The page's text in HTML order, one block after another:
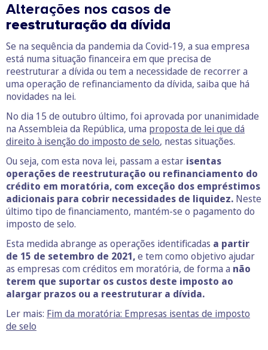
Alterações nos casos de
reestruturação da dívida
Se na sequência da pandemia da Covid-19, a sua empresa
está numa situação financeira em que precisa de
reestruturar a dívida ou tem a necessidade de recorrer a
uma operação de refinanciamento da dívida, saiba que há
novidades na lei.
No dia 15 de outubro último, foi aprovada por unanimidade
na Assembleia da República, uma proposta de lei que dá
direito à isenção do imposto de selo, nestas situações.
Ou seja, com esta nova lei, passam a estar isentas
operações de reestruturação ou refinanciamento do
crédito em moratória, com exceção dos empréstimos
adicionais para cobrir necessidades de liquidez. Neste
último tipo de financiamento, mantém-se o pagamento do
imposto de selo.
Esta medida abrange as operações identificadas a partir
de 15 de setembro de 2021,e tem como objetivo ajudar
as empresas com créditos em moratória, de forma a não
terem que suportar os custos deste imposto ao
alargar prazos ou a reestruturar a dívida.
Ler mais: Fim da moratória: Empresas isentas de imposto
de selo